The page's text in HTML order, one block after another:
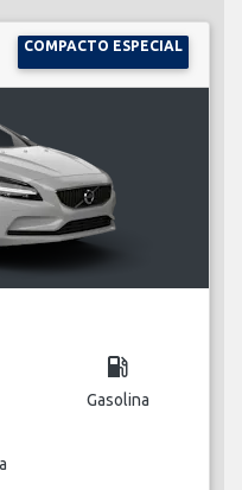
COMPACTO ESPECIAL
local_gas_station
Gasolina